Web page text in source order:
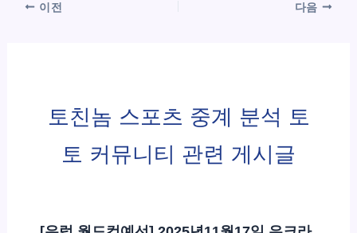
이전 다음
토친놈 스포츠 중계 분석 토
토 커뮤니티 관련 게시글